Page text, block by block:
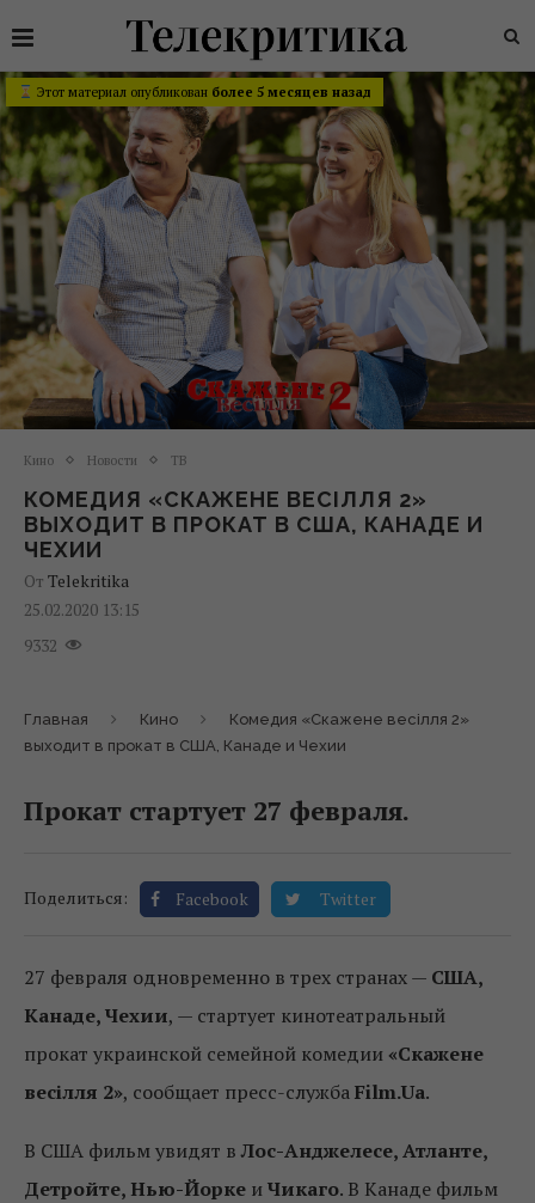
Этот материал опубликован более 5 месяцев назад
Кино Новости ТВ
КОМЕДИЯ «СКАЖЕНЕ ВЕСІЛЛЯ 2»
ВЫХОДИТ В ПРОКАТ В США, КАНАДЕ И
ЧЕХИИ
От Telekritika
25.02.2020 13:15
9332
Главная Кино
Комедия «Скажене весілля 2»
выходит в прокат в США, Канаде и Чехии
Прокат стартует 27 февраля.
Поделиться: Facebook Twitter
27 февраля одновременно в трех странах — США,
Канаде, Чехии, — стартует кинотеатральный
прокат украинской семейной комедии «Скажене
весілля 2», сообщает пресс-службаFilm.Ua.
В США фильм увидят вЛос-Анджелесе, Атланте,
Детройте, Нью-Йорке иЧикаго. В Канаде фильм